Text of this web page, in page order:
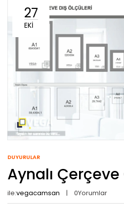
27
EKI
DUYURULAR
Aynalı
ile:vegacamsan 0Yorumlar